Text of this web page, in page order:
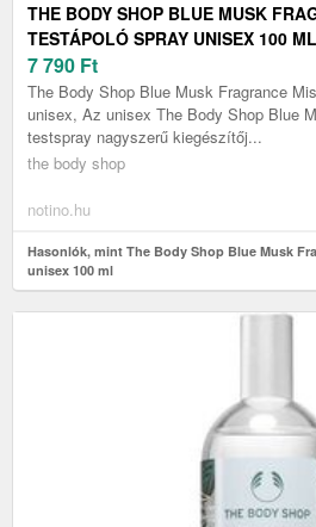
THE BODY SHOP BLUE MUSK
TESTÁPOLÓ SPRAY UNISEX 100 ML
7 790 Ft
The Body Shop Blue Musk Fragrance
unisex, Az unisex The Body Shop Blue
testspray nagyszerű kiegészítőj...
the body shop
notino.hu
Hasonlók, mint The Body Shop Blue Musk
unisex 100 ml